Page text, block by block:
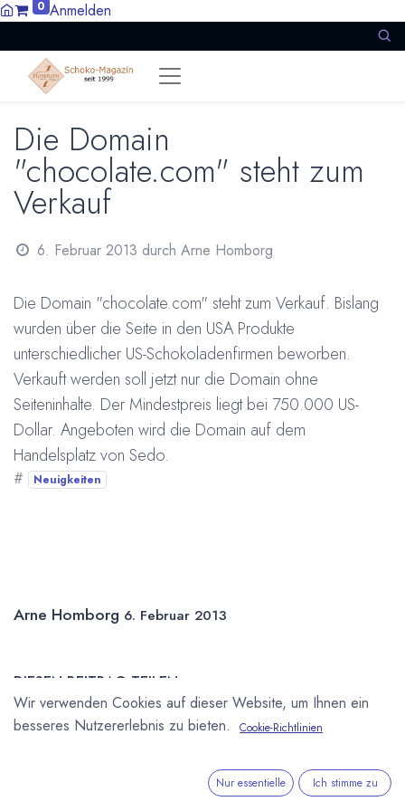
0 Anmelden
Die Domain
"chocolate.com" steht zum
Verkauf
6. Februar 2013 durch Arne Homborg
Die Domain "chocolate.com" steht zum Verkauf. Bislang
wurden über die Seite in den USA Produkte
unterschiedlicher US-Schokoladenfirmen beworben.
Verkauft werden soll jetzt nur die Domain ohne
Seiteninhalte. Der Mindestpreis liegt bei 750.000 US-
Dollar. Angeboten wird die Domain auf dem
Handelsplatz von Sedo.
# Neuigkeiten
Arne Homborg 6. Februar 2013
DIESEN BEITRAG TEILEN
Wir verwenden Cookies auf dieser Website, um Ihnen ein
besseres Nutzererlebnis zu bieten.
Cookie-Richtlinien
Nur essentielle Ich stimme zu